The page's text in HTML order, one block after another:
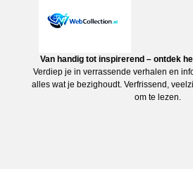
Van handig tot inspirerend – ontdek
Verdiep je in verrassende verhalen en
alles wat je bezighoudt. Verfrissend,
om te lezen.